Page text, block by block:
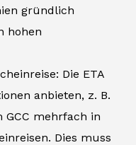
gründlich
hohen
Die ETA
anbieten, z. B.
GCC mehrfach in
Dies muss